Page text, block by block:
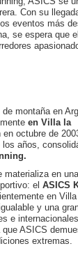
Con su
eventos más
se espera que
montaña en
en Villa la
octubre de
años,
materializa en
el ASICS
en
y una
e
ASICS
extremas.